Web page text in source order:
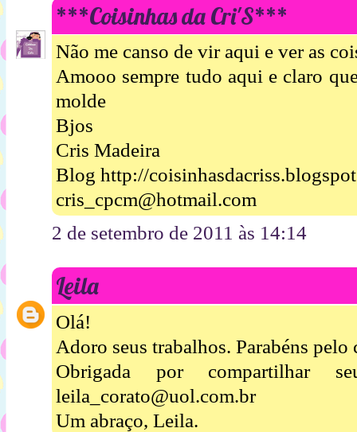
***Coisinhas da Cri'S***
Não me canso de vir aqui e ver as
Amooo sempre tudo aqui e claro
molde
Bjos
Cris Madeira
Blog http://
cris_cpcm@hotmail.com
2 de setembro de 2011 às 14:14
Leila
Olá!
Adoro seus trabalhos. Parabéns
Obrigada por compartilhar
leila_corato@uol.com.br
Um abraço, Leila.